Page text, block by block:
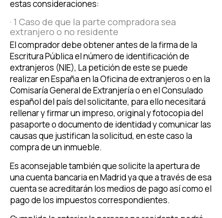
estas consideraciones:
· 1 Caso de que la parte compradora sea
extranjero o no residente
El comprador debe obtener antes de la firma de la
Escritura Pública el número de identificación de
extranjeros (NIE), La petición de este se puede
realizar en España en la Oficina de extranjeros o en la
Comisaría General de Extranjería o en el Consulado
español del país del solicitante, para ello necesitará
rellenar y firmar un impreso, original y fotocopia del
pasaporte o documento de identidad y comunicar las
causas que justifican la solicitud, en este caso la
compra de un inmueble.
Es aconsejable también que solicite la apertura de
una cuenta bancaria en Madrid ya que a través de esa
cuenta se acreditarán los medios de pago así como el
pago de los impuestos correspondientes.